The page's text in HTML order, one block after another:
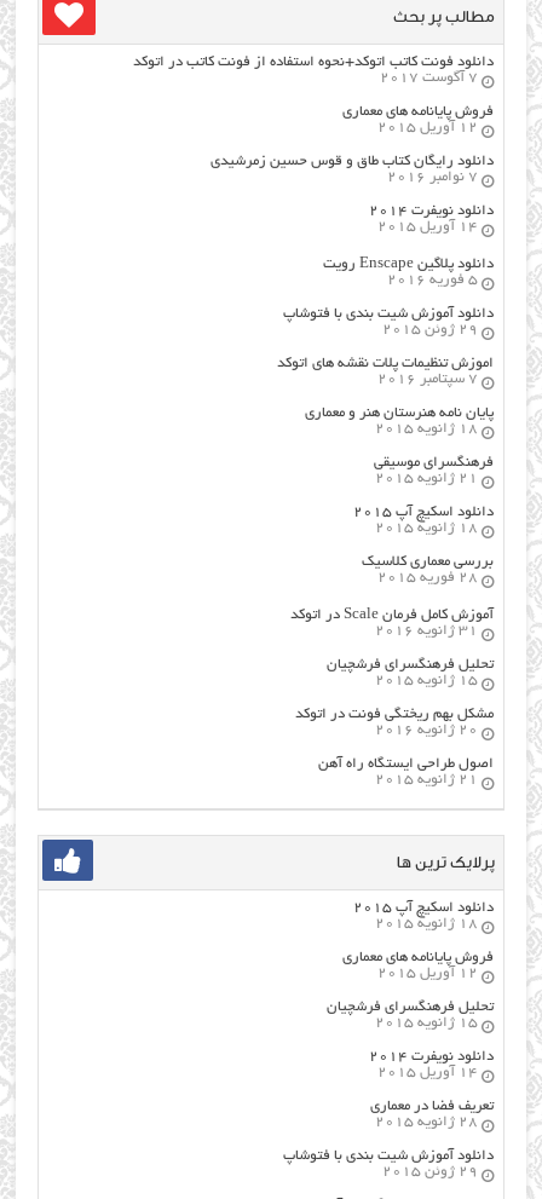
مطالب پر بحث
دانلود فونت کاتب اتوکد+نحوه استفاده از فونت کاتب در اتوکد
7 آگوست 2017
فروش پایانامه های معماری
12 آوریل 2015
دانلود رایگان کتاب طاق و قوس حسین زمرشیدی
7 نوامبر 2016
دانلود نویفرت ۲۰۱۴
14 آوریل 2015
دانلود پلاگین Enscape رویت
5 فوریه 2016
دانلود آموزش شیت بندی با فتوشاپ
29 ژوئن 2015
اموزش تنظیمات پلات نقشه های اتوکد
7 سپتامبر 2016
پایان نامه هنرستان هنر و معماري
18 ژانویه 2015
فرهنگسراي موسيقي
21 ژانویه 2015
دانلود اسکیچ آپ ۲۰۱۵
18 ژانویه 2015
بررسی معماری کلاسیک
28 فوریه 2015
آموزش کامل فرمان Scale در اتوکد
31 ژانویه 2016
تحلیل فرهنگسرای فرشچیان
15 ژانویه 2015
مشکل بهم ریختگی فونت در اتوکد
20 ژانویه 2016
اصول طراحي ایستگاه راه آهن
21 ژانویه 2015
پرلایک ترین ها
دانلود اسکیچ آپ ۲۰۱۵
18 ژانویه 2015
فروش پایانامه های معماری
12 آوریل 2015
تحلیل فرهنگسرای فرشچیان
15 ژانویه 2015
دانلود نویفرت ۲۰۱۴
14 آوریل 2015
تعریف فضا در معماری
28 ژانویه 2015
دانلود آموزش شیت بندی با فتوشاپ
29 ژوئن 2015